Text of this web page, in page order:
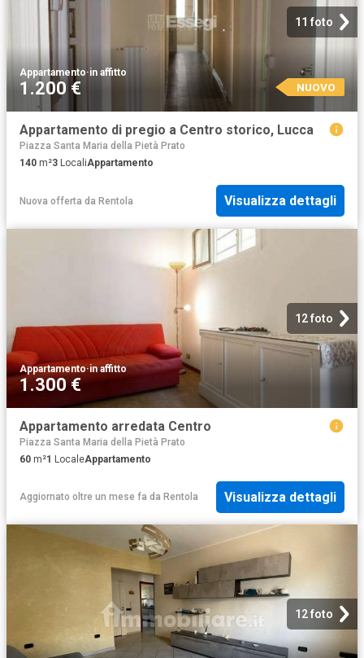
11 foto
Appartamento·in affitto
1.200 € NUOVO
Appartamento di pregio a Centro storico, Lucca
Piazza Santa Maria della Pietà Prato
140 m²3 LocaliAppartamento
Nuova offerta da Rentola Visualizza dettagli
12 foto
Appartamento·in affitto
1.300 €
Appartamento arredata Centro
Piazza Santa Maria della Pietà Prato
60 m²1 LocaleAppartamento
Aggiornato oltre un mese fa da Rentola Visualizza dettagli
12 foto